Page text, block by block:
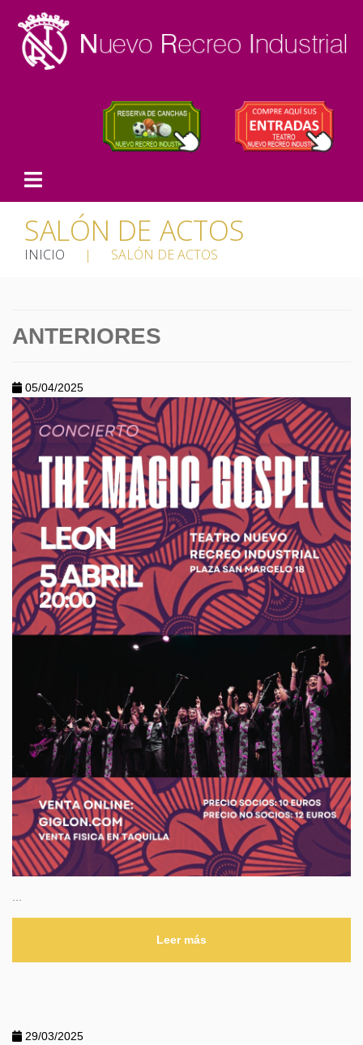
SALÓN DE ACTOS
INICIO | SALÓN DE ACTOS
ANTERIORES
05/04/2025
...
Leer más
29/03/2025